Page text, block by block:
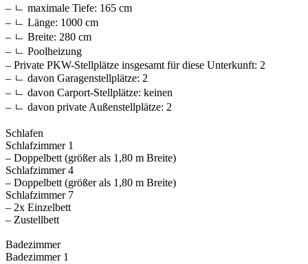
– ㄴ maximale Tiefe: 165 cm
– ㄴ Länge: 1000 cm
– ㄴ Breite: 280 cm
– ㄴ Poolheizung
– Private PKW-Stellplätze insgesamt für diese Unterkunft: 2
– ㄴ davon Garagenstellplätze: 2
– ㄴ davon Carport-Stellplätze: keinen
– ㄴ davon private Außen­stellplätze: 2
Schlafen
Schlafzimmer 1
– Doppelbett (größer als 1,80 m Breite)
Schlafzimmer 4
– Doppelbett (größer als 1,80 m Breite)
Schlafzimmer 7
– 2x Einzelbett
– Zustellbett
Badezimmer
Badezimmer 1